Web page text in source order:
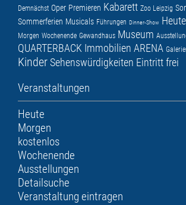
Demnächst Oper Premieren Kabarett Zoo Leipzig
Sommerferien Musicals Führungen Dinner-Show Heute
Morgen Wochenende Gewandhaus Museum
QUARTERBACK Immobilien ARENA
KinderSehenswürdigkeiten Eintritt frei
Veranstaltungen
Heute
Morgen
kostenlos
Wochenende
Ausstellungen
Detailsuche
Veranstaltung eintragen